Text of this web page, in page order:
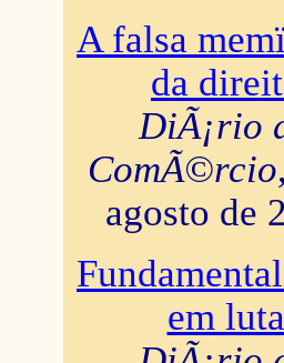
A falsa
da
DiÃ¡rio
ComÃ©rcio
agosto de
em luta